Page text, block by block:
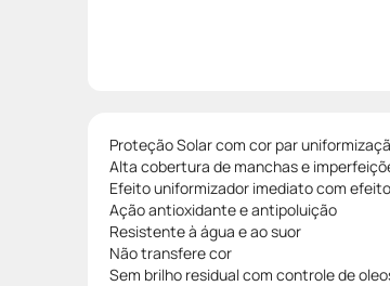
Proteção Solar com cor par
Alta cobertura de manchas e
Efeito uniformizador imediato com
Ação antioxidante e antipoluição
Resistente à água e ao suor
Não transfere cor
Sem brilho residual com controle de